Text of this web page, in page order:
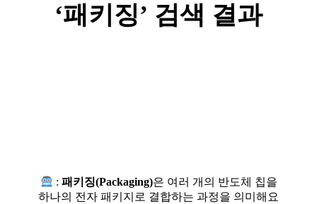
‘패키징’ 검색 결과
: 패키징(Packaging)은 여러 개의 반도체 칩을
하나의 전자 패키지로 결합하는 과정을 의미해요